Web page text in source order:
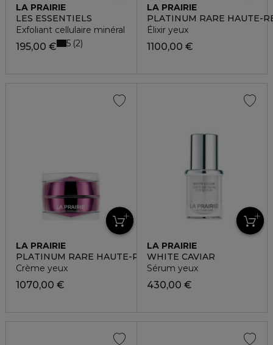
LA PRAIRIE
LES ESSENTIELS
Exfoliant cellulaire minéral
195,00 € 5 2
LA PRAIRIE
PLATINUM RARE HAUTE-
Élixir yeux
1100,00 €
LA PRAIRIE
PLATINUM RARE HAUTE-REJUVENATION
Crème yeux
1070,00 €
LA PRAIRIE
WHITE CAVIAR
Sérum yeux
430,00 €